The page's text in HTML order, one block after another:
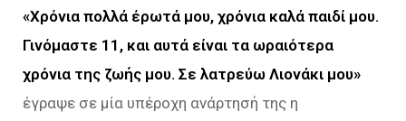
«Χρόνια πολλά έρωτά μου, χρόνια καλά παιδί μου.
Γινόμαστε 11, και αυτά είναι τα ωραιότερα
χρόνια της ζωής μου. Σε λατρεύω Λιονάκι μου»
έγραψε σε μία υπέροχη ανάρτησή της η